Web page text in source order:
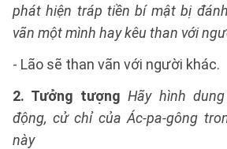
phát hiện tráp tiền bí mật bị
vãn một mình hay kêu than với
- Lão sẽ than vãn với người khác.
2. Tưởng tượngHãy hình
động, cử chỉ của Ác-pa-gông
này